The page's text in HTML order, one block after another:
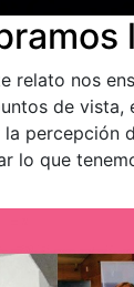
relato nos
de vista,
percepción
lo que